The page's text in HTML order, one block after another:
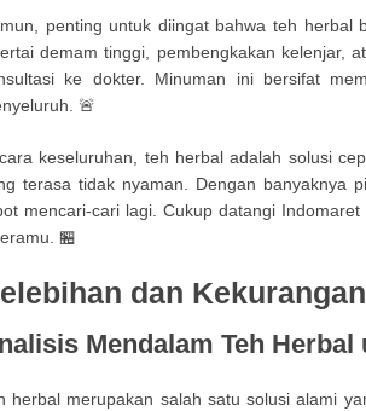
penting untuk diingat bahwa teh herbal
demam tinggi, pembengkakan kelenjar,
ke dokter. Minuman ini bersifat
🚨
keseluruhan, teh herbal adalah solusi
terasa tidak nyaman. Dengan banyaknya
mencari-cari lagi. Cukup datangi
🏪
dan
Mendalam Teh Herbal
herbal merupakan salah satu solusi alami